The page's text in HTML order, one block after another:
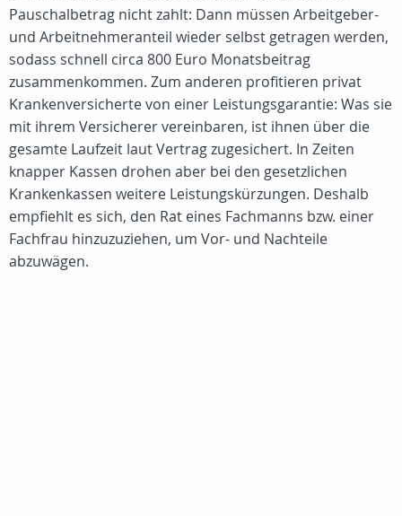
Pauschalbetrag nicht zahlt: Dann müssen Arbeitgeber-
und Arbeitnehmeranteil wieder selbst getragen werden,
sodass schnell circa 800 Euro Monatsbeitrag
zusammenkommen. Zum anderen profitieren privat
Krankenversicherte von einer Leistungsgarantie: Was sie
mit ihrem Versicherer vereinbaren, ist ihnen über die
gesamte Laufzeit laut Vertrag zugesichert. In Zeiten
knapper Kassen drohen aber bei den gesetzlichen
Krankenkassen weitere Leistungskürzungen. Deshalb
empfiehlt es sich, den Rat eines Fachmanns bzw. einer
Fachfrau hinzuzuziehen, um Vor- und Nachteile
abzuwägen.